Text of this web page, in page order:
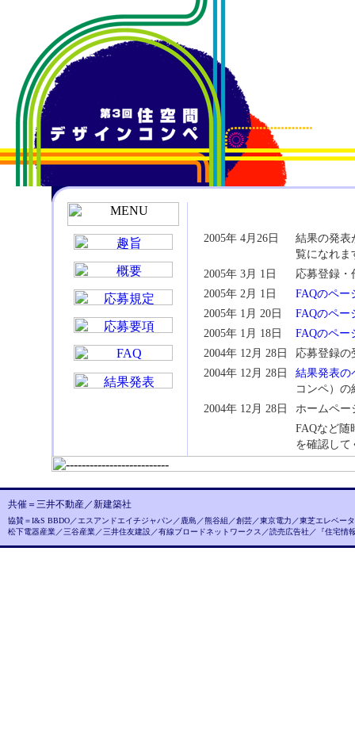
2005年 4月26日
結果の発表
覧になれま
2005年 3月 1日
応募登録・
2005年 2月 1日
FAQのペー
2005年 1月 20日
FAQのペー
2005年 1月 18日
FAQのペー
2004年 12月 28日
応募登録の
2004年 12月 28日
結果発表の
コンペ）
2004年 12月 28日
ホームペー
FAQなど随
を確認して
共催＝三井不動産／新建築社
協賛＝I&S BBDO／エスアンドエイチジャパン／鹿島／熊谷組／創芸／東京電力／東芝エレベー
松下電器産業／三谷産業／三井住友建設／有線ブロードネットワークス／読売広告社／『住宅情